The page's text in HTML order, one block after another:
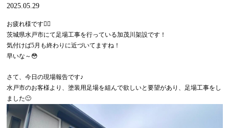
2025.05.29
お疲れ様です🙇‍♂️
茨城県水戸市にて足場工事を行っている加茂川架設です！
気付けば5月も終わりに近づいてますね！
早いな～😳
さて、今日の現場報告です♪
水戸市のお客様より、塗装用足場を組んで欲しいと要望があり、足場工事をし
ました🙂